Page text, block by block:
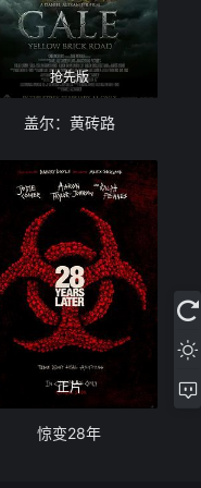
抢先版
盖尔：黄砖路
正片
惊变28年